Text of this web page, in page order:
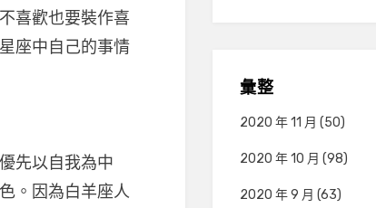
喜歡也要裝作喜
座中自己的事情
先以自我為中
。因為白羊座人
彙整
2020 年 11 月 (50)
2020 年 10 月 (98)
2020 年 9 月 (63)